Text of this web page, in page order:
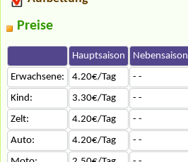
Preise
Hauptsaison Nebensaison
Erwachsene:
4.20€/Tag - -
Kind:
3.30€/Tag - -
Zelt:
4.20€/Tag - -
Auto:
4.20€/Tag - -